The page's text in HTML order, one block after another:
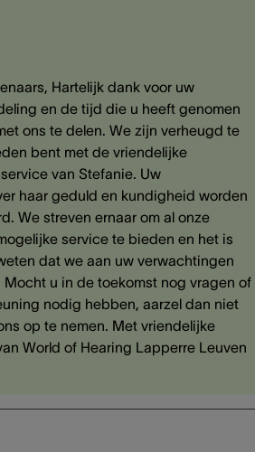
Hartelijk dank voor uw
en de tijd die u heeft genomen
ons te delen. We zijn verheugd te
bent met de vriendelijke
van Stefanie. Uw
haar geduld en kundigheid worden
We streven ernaar om al onze
service te bieden en het is
dat we aan uw verwachtingen
Mocht u in de toekomst nog vragen of
nodig hebben, aarzel dan niet
op te nemen. Met vriendelijke
World of Hearing Lapperre Leuven